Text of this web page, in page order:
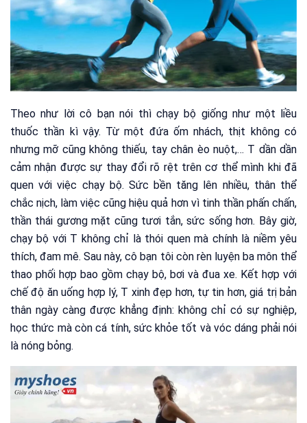
Theo như lời cô bạn nói thì chạy bộ giống như một liều
thuốc thần kì vậy. Từ một đứa ốm nhách, thịt không có
nhưng mỡ cũng không thiếu, tay chân èo nuột,… T dần dần
cảm nhận được sự thay đổi rõ rệt trên cơ thể mình khi đã
quen với việc chạy bộ. Sức bền tăng lên nhiều, thân thể
chắc nịch, làm việc cũng hiệu quả hơn vì tinh thần phấn chấn,
thần thái gương mặt cũng tươi tắn, sức sống hơn. Bây giờ,
chạy bộ với T không chỉ là thói quen mà chính là niềm yêu
thích, đam mê. Sau này, cô bạn tôi còn rèn luyện ba môn thể
thao phối hợp bao gồm chạy bộ, bơi và đua xe. Kết hợp với
chế độ ăn uống hợp lý, T xinh đẹp hơn, tự tin hơn, giá trị bản
thân ngày càng được khẳng định: không chỉ có sự nghiệp,
học thức mà còn cá tính, sức khỏe tốt và vóc dáng phải nói
là nóng bỏng.